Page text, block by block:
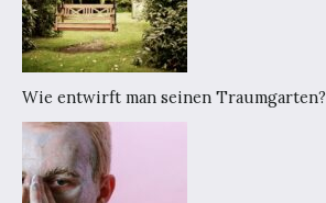
Wie entwirft man seinen Traumgarten?